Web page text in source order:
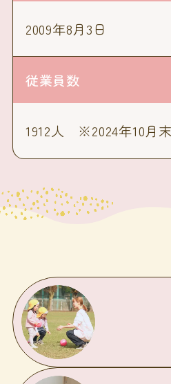
2009年8月3日
従業員数
1912人 ※2024年10月